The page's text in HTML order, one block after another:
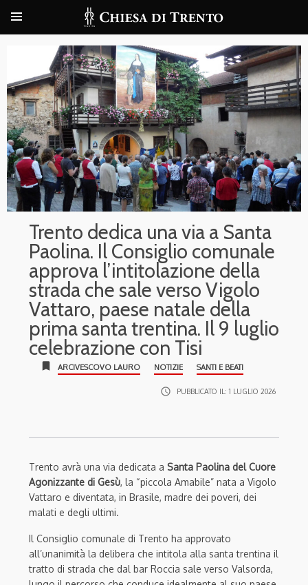
Trento dedica una via a Santa
Paolina. Il Consiglio comunale
approva l’intitolazione della
strada che sale verso Vigolo
Vattaro, paese natale della
prima santa trentina. Il 9 luglio
celebrazione con Tisi
bookmark ARCIVESCOVO LAURO NOTIZIE SANTI E BEATI
access_time PUBBLICATO IL: 1 LUGLIO 2026
Trento avrà una via dedicata a Santa Paolina del Cuore
Agonizzante di Gesù, la “piccola Amabile” nata a Vigolo
Vattaro e diventata, in Brasile, madre dei poveri, dei
malati e degli ultimi.
Il Consiglio comunale di Trento ha approvato
all’unanimità la delibera che intitola alla santa trentina il
tratto di strada che dal bar Roccia sale verso Valsorda,